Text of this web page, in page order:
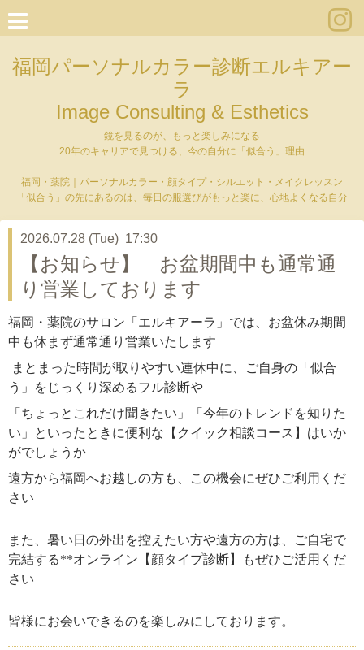
福岡パーソナルカラー診断エルキアー
ラ
Image Consulting & Esthetics
鏡を見るのが、もっと楽しみになる
20年のキャリアで見つける、今の自分に「似合う」理由
福岡・薬院｜パーソナルカラー・顔タイプ・シルエット・メイクレッスン
「似合う」の先にあるのは、毎日の服選びがもっと楽に、心地よくなる自分
2026.07.28 (Tue) 17:30
【お知らせ】 お盆期間中も通常通
り営業しております
福岡・薬院のサロン「エルキアーラ」では、お盆休み期間
中も休まず通常通り営業いたします
まとまった時間が取りやすい連休中に、ご自身の「似合
う」をじっくり深めるフル診断や
「ちょっとこれだけ聞きたい」「今年のトレンドを知りた
い」といったときに便利な【クイック相談コース】はいか
がでしょうか
遠方から福岡へお越しの方も、この機会にぜひご利用くだ
さい
また、暑い日の外出を控えたい方や遠方の方は、ご自宅で
完結する**オンライン【顔タイプ診断】もぜひご活用くだ
さい
皆様にお会いできるのを楽しみにしております。